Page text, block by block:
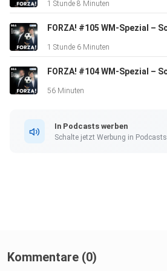
1 Stunde 8 Minuten
1 Stunde 6 Minuten
56 Minuten
In Podcasts werben
Schalte jetzt Werbung in Podcasts.
Kommentare (0)